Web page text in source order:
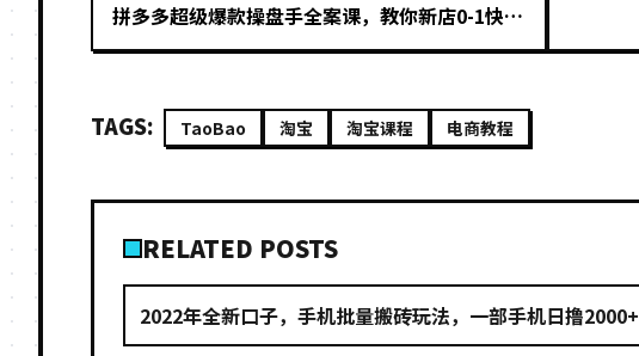
拼多多超级爆款操盘手全案课，教你新店0-1快速突破，玩转百万流量
TAGS: TaoBao 淘宝 淘宝课程 电商教程
RELATED POSTS
2022年全新口子，手机批量搬砖玩法，一部手机日撸2000+